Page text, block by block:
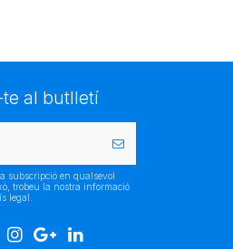
al butlletí
subscripció en qualsevol
trobeu la nostra informació
legal.